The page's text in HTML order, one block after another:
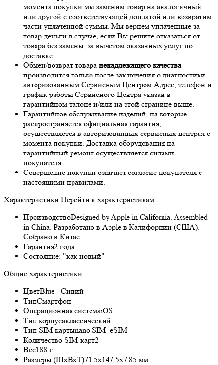
момента покупки мы заменим товар на аналогичный
или другой с соответствующей доплатой или возвратим
части уплаченной суммы. Мы вернем уплаченные за
товар деньги в случае, если Вы решите отказаться от
товара без замены, за вычетом оказанных услуг по
доставке.
Обмен/возврат товара ненадлежащего качества
производится только после заключения о диагностики
авторизованным Сервисным Центром.Адрес, телефон и
график работы Сервисного Центра указан в
гарантийном талоне и/или на этой странице выше.
Гарантийное обслуживание изделий, на которые
распространяется официальная гарантия,
осуществляется в авторизованных сервисных центрах с
момента покупки. Доставка оборудования на
гарантийный ремонт осуществляется силами
покупателя.
Совершение покупки означает согласие покупателя с
настоящими правилами.
Характеристики Перейти к характеристикам
ПроизводствоDesigned by Apple in California. Assembled
in China. Разработано в Apple в Калифорнии (США).
Собрано в Китае
Гарантия2 года
Состояние: "как новый"
Общие характеристики
ЦветBlue - Синий
ТипСмартфон
Операционная системаiOS
Тип корпусаклассический
Тип SIM-картыnano SIM+eSIM
Количество SIM-карт2
Вес188 г
Размеры (ШxВxТ)71.5x147.5x7.85 мм